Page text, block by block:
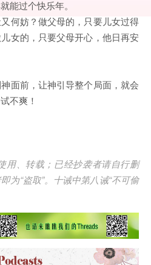
能过个快乐年。
何妨？做父母的，只要儿女过得
女的，只要父母开心，他日再安
面前，让神引导整个局面，就会
不爽！
用、转载；已经抄袭者请自行删
为“盗取”。十诫中第八诫“不可偷